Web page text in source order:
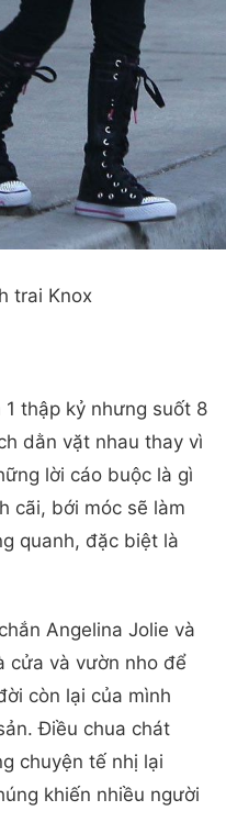
trai Knox
thập kỷ nhưng suốt 8
dằn vặt nhau thay vì
lời cáo buộc là gì
cãi, bới móc sẽ làm
quanh, đặc biệt là
Angelina Jolie và
cửa và vườn nho để
còn lại của mình
Điều chua chát
chuyện tế nhị lại
khiến nhiều người